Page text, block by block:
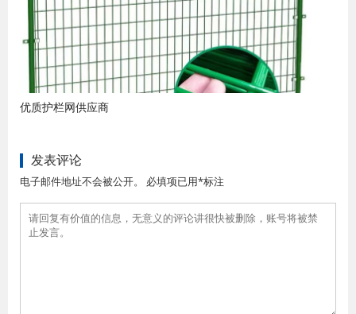
优质护栏网供应商
发表评论
电子邮件地址不会被公开。 必填项已用*标注